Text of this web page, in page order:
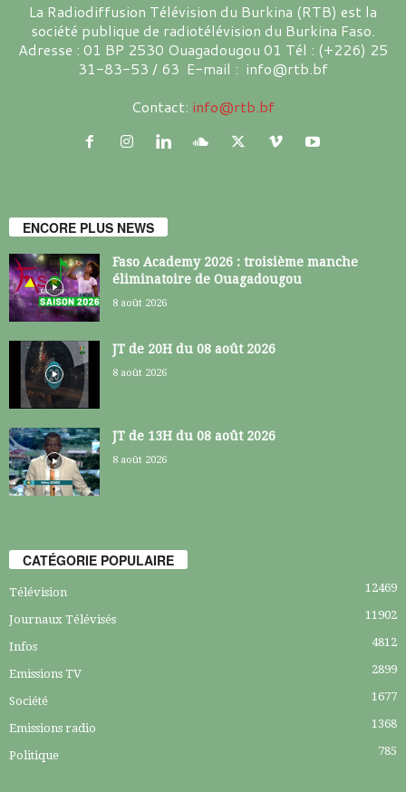
La Radiodiffusion Télévision du Burkina (RTB) est la
société publique de radiotélévision du Burkina Faso.
Adresse : 01 BP 2530 Ouagadougou 01 Tél : (+226) 25
31-83-53 / 63 E-mail : info@rtb.bf
Contact: info@rtb.bf
ENCORE PLUS NEWS
Faso Academy 2026 : troisième manche
éliminatoire de Ouagadougou
8 août 2026
JT de 20H du 08 août 2026
8 août 2026
JT de 13H du 08 août 2026
8 août 2026
CATÉGORIE POPULAIRE
Télévision 12469
Journaux Télévisés 11902
Infos 4812
Emissions TV 2899
Société 1677
Emissions radio 1368
Politique 785